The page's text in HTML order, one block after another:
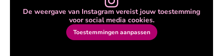
De weergave van Instagram vereist jouw toestemming
voor social media cookies.
Toestemmingen aanpassen